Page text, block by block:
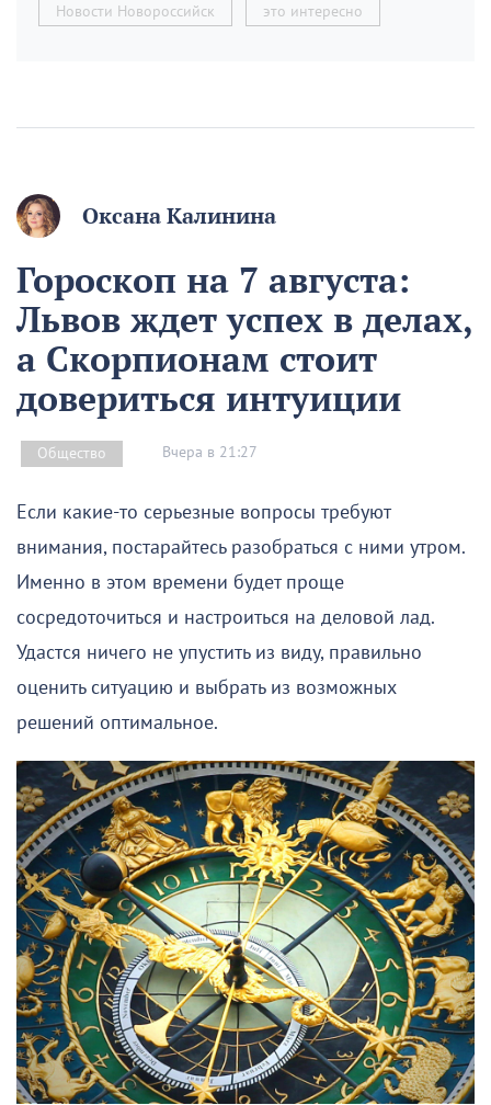
Новости Новороссийск это интересно
Оксана Калинина
Гороскоп на 7 августа:
Львов ждет успех в делах,
а Скорпионам стоит
довериться интуиции
Общество Вчера в 21:27
Если какие-то серьезные вопросы требуют
внимания, постарайтесь разобраться с ними утром.
Именно в этом времени будет проще
сосредоточиться и настроиться на деловой лад.
Удастся ничего не упустить из виду, правильно
оценить ситуацию и выбрать из возможных
решений оптимальное.